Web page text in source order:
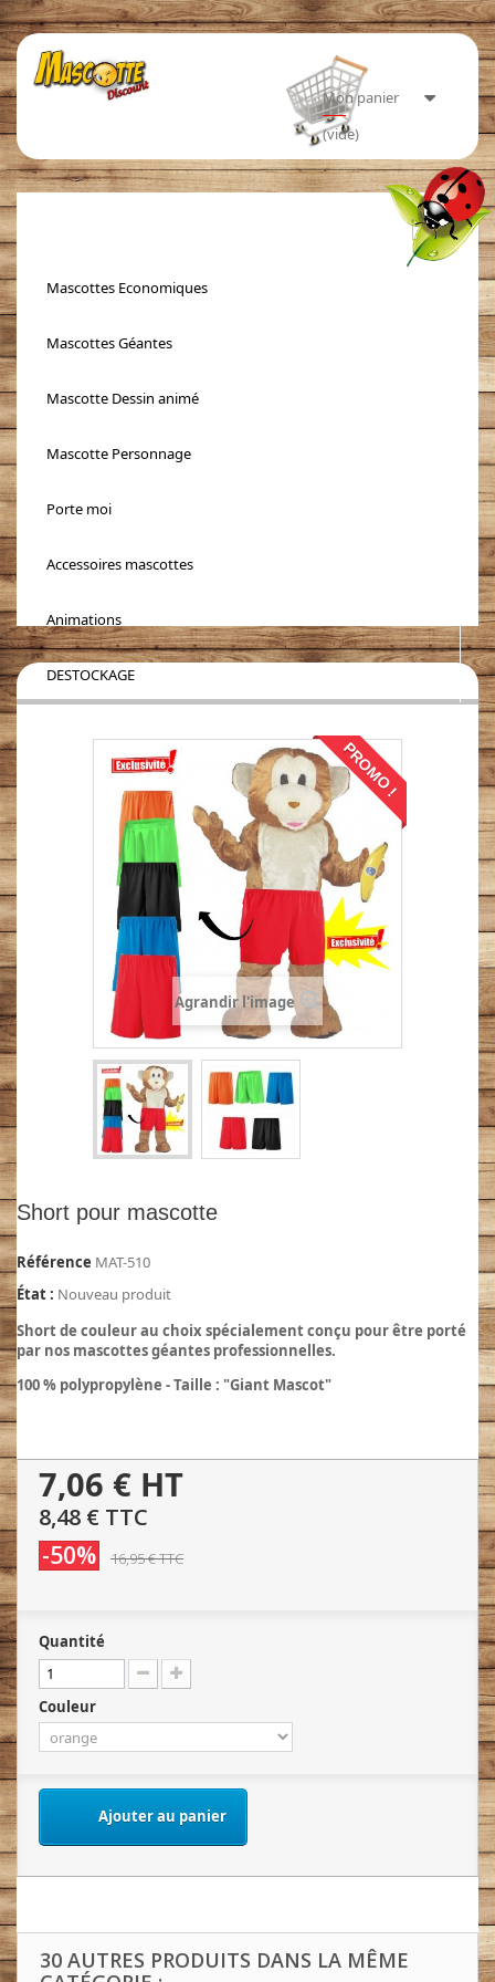
Toggle
Mon panier
(vide)
Mascottes Economiques
Mascottes Géantes
Mascotte Dessin animé
Mascotte Personnage
Porte moi
Accessoires mascottes
Animations
DESTOCKAGE
PROMO !
Agrandir l'image
Short pour mascotte
Référence MAT-510
État : Nouveau produit
Short de couleur au choix spécialement conçu pour être porté
par nos mascottes géantes professionnelles.
100 % polypropylène - Taille : "Giant Mascot"
7,06 € HT
8,48 € TTC
-50% 16,95 €TTC
Quantité
Couleur
Ajouter au panier
30 AUTRES PRODUITS DANS LA MÊME